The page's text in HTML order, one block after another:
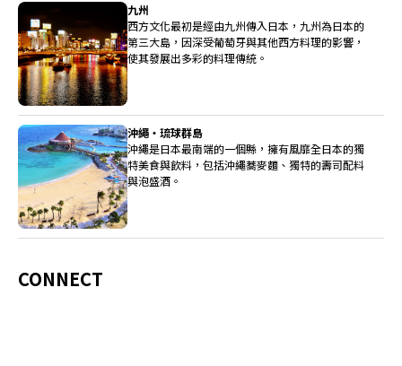
九州
西方文化最初是經由九州傳入日本，九州為日本的
第三大島，因深受葡萄牙與其他西方料理的影響，
使其發展出多彩的料理傳統。
沖繩・琉球群島
沖繩是日本最南端的一個縣，擁有風靡全日本的獨
特美食與飲料，包括沖繩蕎麥麵、獨特的壽司配料
與泡盛酒。
CONNECT